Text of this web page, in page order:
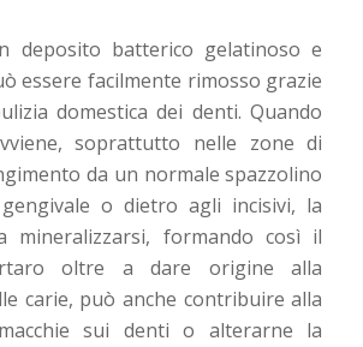
deposito batterico gelatinoso e
essere facilmente rimosso grazie
domestica dei denti. Quando
soprattutto nelle zone di
da un normale spazzolino
o dietro agli incisivi, la
mineralizzarsi, formando così il
oltre a dare origine alla
carie, può anche contribuire alla
sui denti o alterarne la